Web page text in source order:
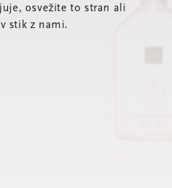
osvežite to stran ali
stik z nami.